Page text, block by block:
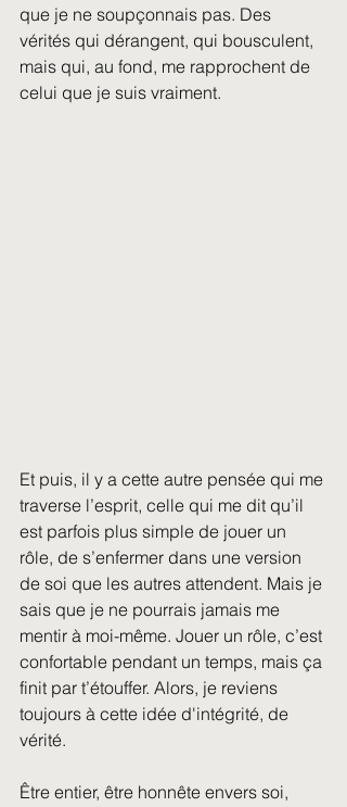
que je ne soupçonnais pas. Des
vérités qui dérangent, qui bousculent,
mais qui, au fond, me rapprochent de
celui que je suis vraiment.
Et puis, il y a cette autre pensée qui me
traverse l’esprit, celle qui me dit qu’il
est parfois plus simple de jouer un
rôle, de s’enfermer dans une version
de soi que les autres attendent. Mais je
sais que je ne pourrais jamais me
mentir à moi-même. Jouer un rôle, c’est
confortable pendant un temps, mais ça
finit par t’étouffer. Alors, je reviens
toujours à cette idée d'intégrité, de
vérité.
Être entier, être honnête envers soi,